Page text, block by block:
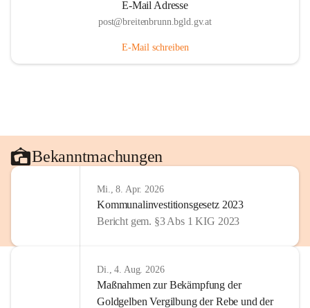
E-Mail Adresse
post@breitenbrunn.bgld.gv.at
E-Mail schreiben
Bekanntmachungen
Mi., 8. Apr. 2026
Kommunalinvestitionsgesetz 2023
Bericht gem. §3 Abs 1 KIG 2023
Di., 4. Aug. 2026
Maßnahmen zur Bekämpfung der
Goldgelben Vergilbung der Rebe und der